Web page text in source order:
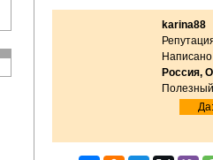
karina88
Россия,